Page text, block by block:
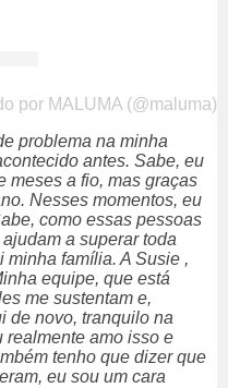
por MALUMA (@maluma)
problema na minha
antes. Sabe, eu
meses a fio, mas graças
Nesses momentos, eu
como essas pessoas
a superar toda
minha família. A Susie ,
equipe, que está
me sustentam e,
de novo, tranquilo na
realmente amo isso e
tenho que dizer que
eu sou um cara